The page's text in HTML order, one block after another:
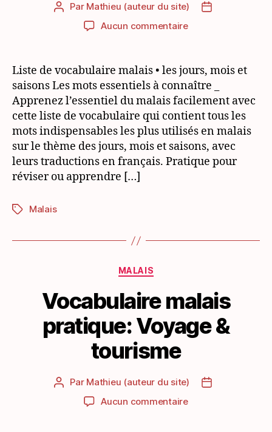
Auteur
l’article
Par Mathieu (auteur du site)
Date
Aucun commentairesur
facile:
jours,
mois,
saisons
Liste de vocabulaire malais • les jours, mois et
saisons Les mots essentiels à connaître _
Apprenez l’essentiel du malais facilement avec
cette liste de vocabulaire qui contient tous les
mots indispensables les plus utilisés en malais
sur le thème des jours, mois et saisons, avec
leurs traductions en français. Pratique pour
réviser ou apprendre […]
Étiquettes
Malais
Catégories
MALAIS
Vocabulaire malais
pratique: Voyage &
tourisme
Auteur
l’article
Par Mathieu (auteur du site)
Date
Aucun commentairesur